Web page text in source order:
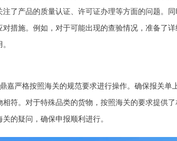
了产品的质量认证、许可证办理等方面的问题。
措施。例如，对于可能出现的查验情况，准备了
嘉严格按照海关的规范要求进行操作。确保报关
相符。对于特殊品类的货物，按照海关的要求提供
的疑问，确保申报顺利进行。